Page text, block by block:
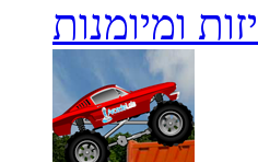
ומיומנות